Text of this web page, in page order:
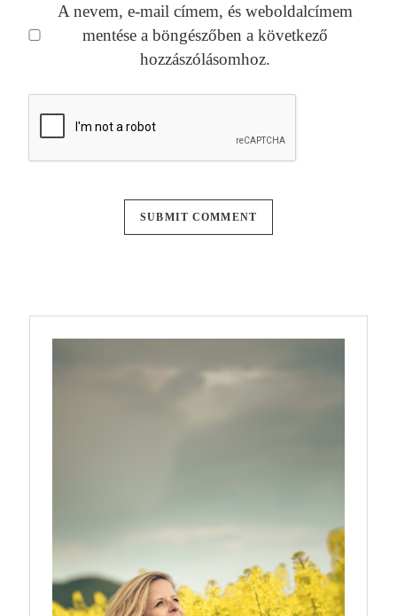
A nevem, e-mail címem, és weboldalcímem
mentése a böngészőben a következő
hozzászólásomhoz.